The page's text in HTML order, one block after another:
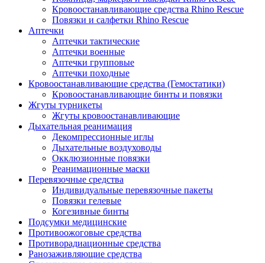
Кровоостанавливающие средства Rhino Rescue
Повязки и салфетки Rhino Rescue
Аптечки
Аптечки тактические
Аптечки военные
Аптечки групповые
Аптечки походные
Кровоостанавливающие средства (Гемостатики)
Кровоостанавливающие бинты и повязки
Жгуты турникеты
Жгуты кровоостанавливающие
Дыхательная реанимация
Декомпрессионные иглы
Дыхательные воздуховоды
Окклюзионные повязки
Реанимационные маски
Перевязочные средства
Индивидуальные перевязочные пакеты
Повязки гелевые
Когезивные бинты
Подсумки медицинские
Противоожоговые средства
Противорадиационные средства
Ранозаживляющие средства